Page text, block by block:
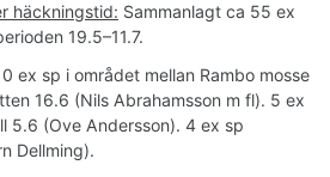
häckningstid: Sammanlagt ca 55 ex
19.5–11.7.
ex sp i området mellan Rambo mosse
16.6 (Nils Abrahamsson m fl). 5 ex
5.6 (Ove Andersson). 4 ex sp
Dellming).